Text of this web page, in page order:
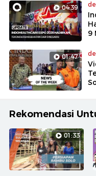
04:39
9
01:47
Rekomendasi
01:33